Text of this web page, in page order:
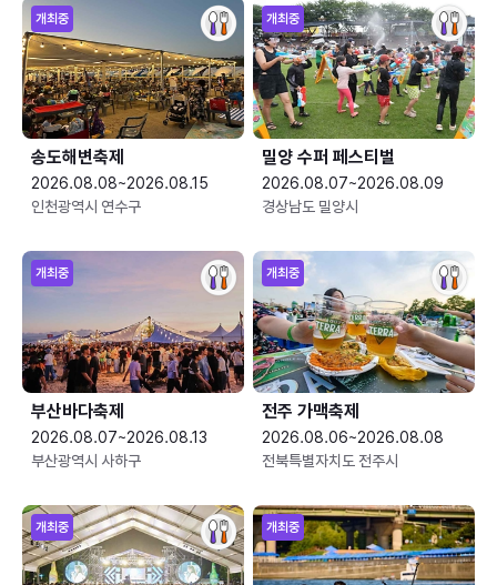
개최중
송도해변축제
2026.08.08~2026.08.15
인천광역시 연수구
개최중
밀양 수퍼 페스티벌
2026.08.07~2026.08.09
경상남도 밀양시
개최중
부산바다축제
2026.08.07~2026.08.13
부산광역시 사하구
개최중
전주 가맥축제
2026.08.06~2026.08.08
전북특별자치도 전주시
개최중 개최중